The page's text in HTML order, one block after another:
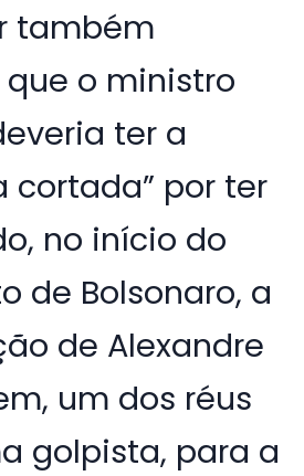
também
o ministro
ter a
cortada” por ter
no início do
de Bolsonaro, a
de Alexandre
um dos réus
golpista, para a